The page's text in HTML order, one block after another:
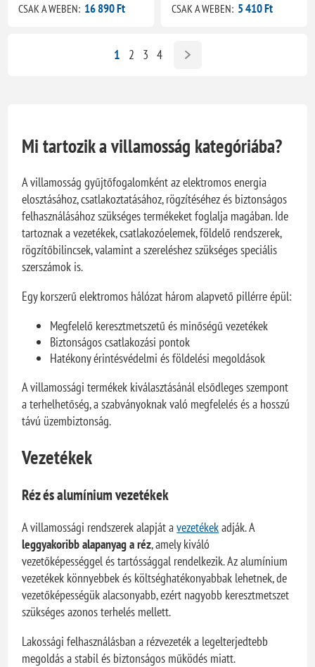
CSAK A WEBEN: 16 890 Ft CSAK A WEBEN: 5 410 Ft
1 2 3 4
Mi tartozik a villamosság kategóriába?
A villamosság gyűjtőfogalomként az elektromos energia
elosztásához, csatlakoztatásához, rögzítéséhez és biztonságos
felhasználásához szükséges termékeket foglalja magában. Ide
tartoznak a vezetékek, csatlakozóelemek, földelő rendszerek,
rögzítőbilincsek, valamint a szereléshez szükséges speciális
szerszámok is.
Egy korszerű elektromos hálózat három alapvető pillérre épül:
Megfelelő keresztmetszetű és minőségű vezetékek
Biztonságos csatlakozási pontok
Hatékony érintésvédelmi és földelési megoldások
A villamossági termékek kiválasztásánál elsődleges szempont
a terhelhetőség, a szabványoknak való megfelelés és a hosszú
távú üzembiztonság.
Vezetékek
Réz és alumínium vezetékek
A villamossági rendszerek alapját avezetékekadják. A
leggyakoribb alapanyag a réz, amely kiváló
vezetőképességgel és tartóssággal rendelkezik. Az alumínium
vezetékek könnyebbek és költséghatékonyabbak lehetnek, de
vezetőképességük alacsonyabb, ezért nagyobb keresztmetszet
szükséges azonos terhelés mellett.
Lakossági felhasználásban a rézvezeték a legelterjedtebb
megoldás a stabil és biztonságos működés miatt.